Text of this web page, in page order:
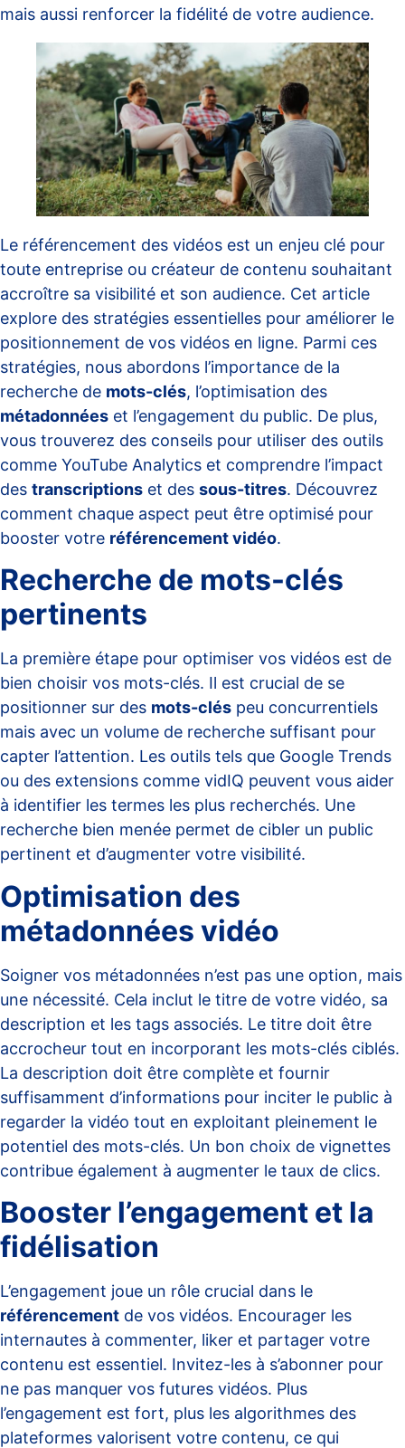
mais aussi renforcer la fidélité de votre audience.
Le référencement des vidéos est un enjeu clé pour
toute entreprise ou créateur de contenu souhaitant
accroître sa visibilité et son audience. Cet article
explore des stratégies essentielles pour améliorer le
positionnement de vos vidéos en ligne. Parmi ces
stratégies, nous abordons l’importance de la
recherche de mots-clés, l’optimisation des
métadonnées et l’engagement du public. De plus,
vous trouverez des conseils pour utiliser des outils
comme YouTube Analytics et comprendre l’impact
des transcriptions et des sous-titres. Découvrez
comment chaque aspect peut être optimisé pour
booster votre référencement vidéo.
Recherche de mots-clés
pertinents
La première étape pour optimiser vos vidéos est de
bien choisir vos mots-clés. Il est crucial de se
positionner sur des mots-clés peu concurrentiels
mais avec un volume de recherche suffisant pour
capter l’attention. Les outils tels que Google Trends
ou des extensions comme vidIQ peuvent vous aider
à identifier les termes les plus recherchés. Une
recherche bien menée permet de cibler un public
pertinent et d’augmenter votre visibilité.
Optimisation des
métadonnées vidéo
Soigner vos métadonnées n’est pas une option, mais
une nécessité. Cela inclut le titre de votre vidéo, sa
description et les tags associés. Le titre doit être
accrocheur tout en incorporant les mots-clés ciblés.
La description doit être complète et fournir
suffisamment d’informations pour inciter le public à
regarder la vidéo tout en exploitant pleinement le
potentiel des mots-clés. Un bon choix de vignettes
contribue également à augmenter le taux de clics.
Booster l’engagement et la
fidélisation
L’engagement joue un rôle crucial dans le
référencement de vos vidéos. Encourager les
internautes à commenter, liker et partager votre
contenu est essentiel. Invitez-les à s’abonner pour
ne pas manquer vos futures vidéos. Plus
l’engagement est fort, plus les algorithmes des
plateformes valorisent votre contenu, ce qui